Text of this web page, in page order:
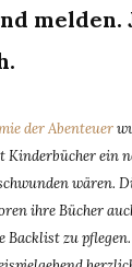
melden.
der Abenteuer
Kinderbücher ein
wären.
ihre Bücher
Backlist zu